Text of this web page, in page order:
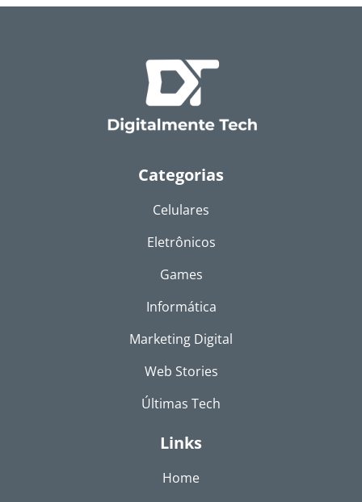
Categorias
Celulares
Eletrônicos
Games
Informática
Marketing Digital
Web Stories
Últimas Tech
Links
Home